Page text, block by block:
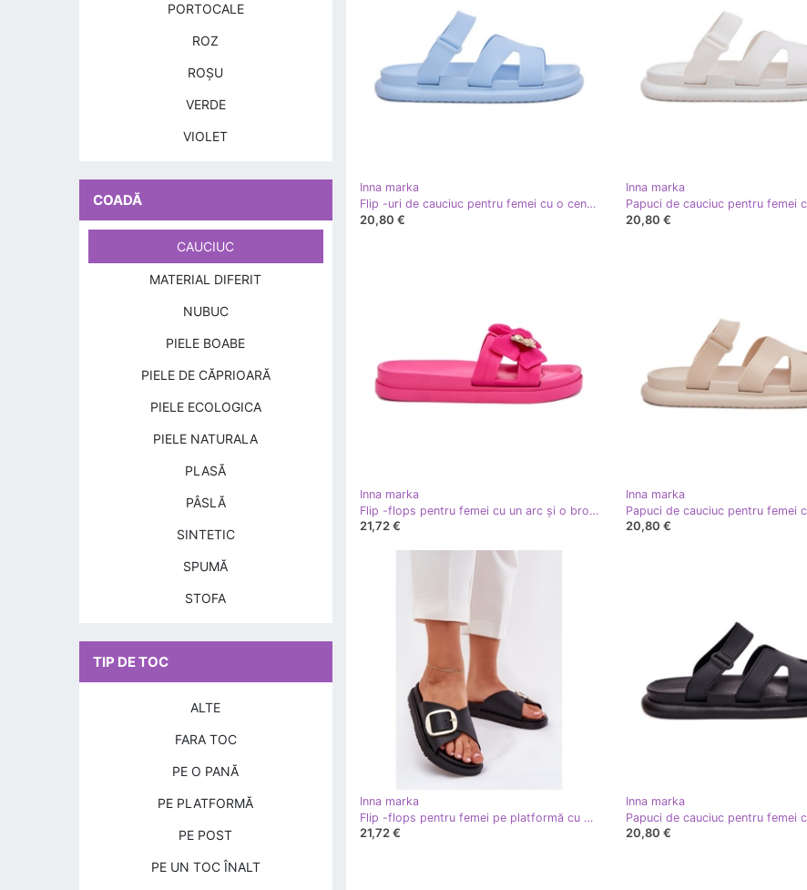
Inna marka
Flip -uri de cauciuc pentru femei cu o centură albastră albastru
20,80 €
Inna marka
20,80 €
Inna marka
Flip -flops pentru femei cu un arc și o broșă de aur Fuchsia roz
21,72 €
Inna marka
20,80 €
Inna marka
Flip -flops pentru femei pe platformă cu o clemă aurită neagră negru
21,72 €
Inna marka
20,80 €
PORTOCALE
ROZ
ROŞU
VERDE
VIOLET
COADĂ
CAUCIUC
MATERIAL DIFERIT
NUBUC
PIELE BOABE
PIELE DE CĂPRIOARĂ
PIELE ECOLOGICA
PIELE NATURALA
PLASĂ
PÂSLĂ
SINTETIC
SPUMĂ
STOFA
TIP DE TOC
ALTE
FARA TOC
PE O PANĂ
PE PLATFORMĂ
PE POST
PE UN TOC ÎNALT